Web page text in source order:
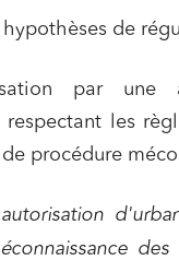
hypothèses de
par une
respectant les
procédure
des